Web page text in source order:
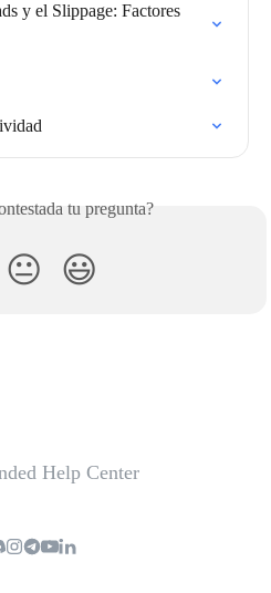
y el Slippage: Factores
tu pregunta?
😐 😃